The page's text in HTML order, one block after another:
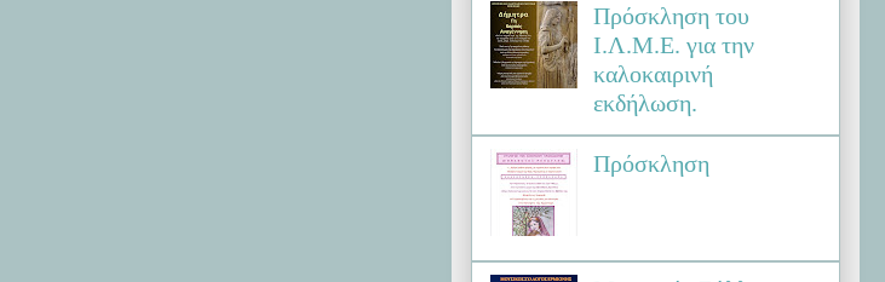
Πρόσκληση του
Ι.Λ.Μ.Ε. για την
καλοκαιρινή
εκδήλωση.
Πρόσκληση